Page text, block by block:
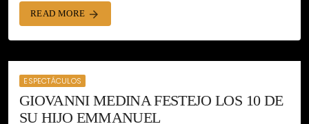
READ MORE arrow_forward
ESPECTÁCULOS
GIOVANNI MEDINA FESTEJO LOS 10 DE
SU HIJO EMMANUEL